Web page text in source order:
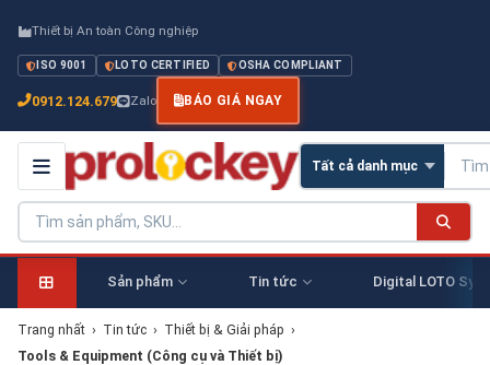
Thiết bị An toàn Công nghiệp
ISO 9001 LOTO CERTIFIED OSHA COMPLIANT
0912.124.679 Zalo BÁO GIÁ NGAY
Sản phẩm Tin tức Digital LOTO
Trang nhất › Tin tức › Thiết bị & Giải pháp ›
Tools & Equipment (Công cụ và Thiết bị)